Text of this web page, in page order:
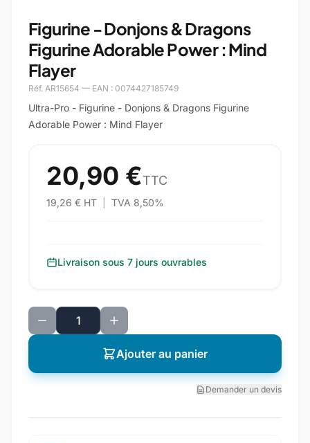
Figurine - Donjons & Dragons
Figurine Adorable Power : Mind
Flayer
Réf. AR15654 — EAN : 0074427185749
Ultra-Pro - Figurine - Donjons & Dragons Figurine
Adorable Power : Mind Flayer
20,90 €TTC
19,26 € HT TVA 8,50%
Livraison sous 7 jours ouvrables
Ajouter au panier
Demander un devis